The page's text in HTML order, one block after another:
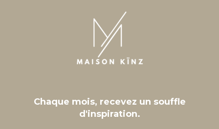
Chaque mois, recevez un souffle
d'inspiration.